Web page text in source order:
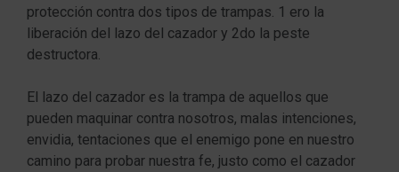
protección contra dos tipos de trampas. 1 ero la
liberación del lazo del cazador y 2do la peste
destructora.
El lazo del cazador es la trampa de aquellos que
pueden maquinar contra nosotros, malas intenciones,
envidia, tentaciones que el enemigo pone en nuestro
camino para probar nuestra fe, justo como el cazador